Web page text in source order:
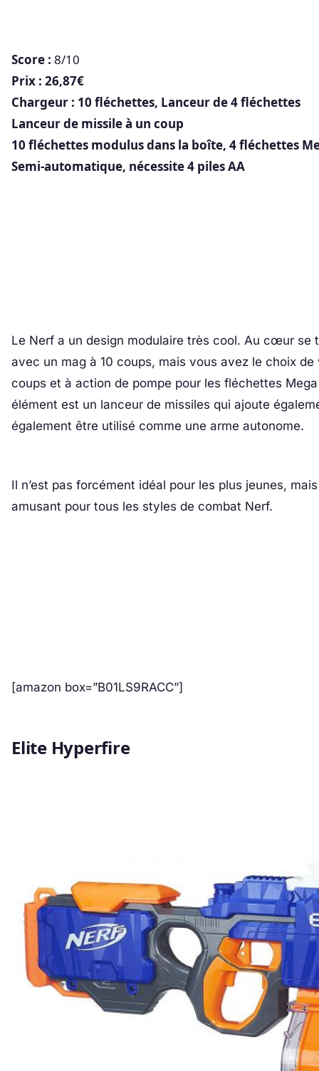
Score : 8/10
Prix : 26,87€
Chargeur : 10 fléchettes, Lanceur de 4 fléchettes
Lanceur de missile à un coup
10 fléchettes modulus dans la boîte, 4 fléchettes
Semi-automatique, nécessite 4 piles AA
Le Nerf a un design modulaire très cool. Au cœur se
avec un mag à 10 coups, mais vous avez le choix
coups et à action de pompe pour les fléchettes
élément est un lanceur de missiles qui ajoute
également être utilisé comme une arme autonome.
Il n’est pas forcément idéal pour les plus jeunes,
amusant pour tous les styles de combat Nerf.
[amazon box=”B01LS9RACC”]
Elite Hyperfire